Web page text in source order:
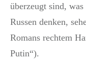
überzeugt sind,
Russen denken,
Romans rechtem
Putin“).